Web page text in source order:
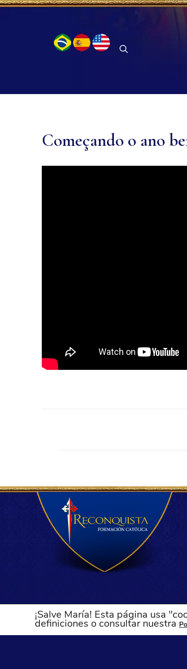
Começando o ano
¡Salve María! Esta página usa
definiciones o consultar nuestra